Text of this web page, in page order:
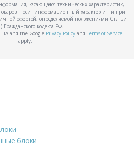
касающаяся технических характеристик,
носит информационный характер и ни при
офертой, определяемой положениями Статьи
Гражданского кодекса РФ.
and the Google Privacy Policy and Terms of Service
apply.
блоки